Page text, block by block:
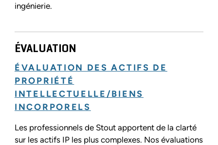
ingénierie.
ÉVALUATION
ÉVALUATION DES ACTIFS DE
PROPRIÉTÉ
INTELLECTUELLE/BIENS
INCORPORELS
Les professionnels de Stout apportent de la clarté
sur les actifs IP les plus complexes. Nos évaluations